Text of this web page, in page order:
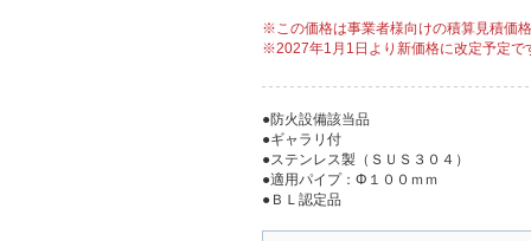
※この価格は事業者様向けの積算見積価
※2027年1月1日より新価格に改定予定で
●防火設備該当品
●ギャラリ付
●ステンレス製（ＳＵＳ３０４）
●適用パイプ：Φ１００ｍｍ
●ＢＬ認定品